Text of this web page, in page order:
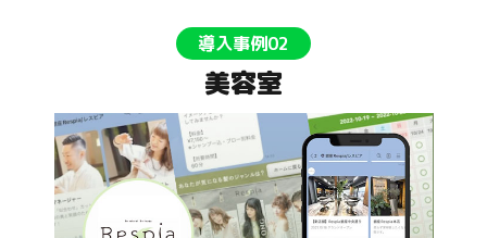
導入事例02
美容室